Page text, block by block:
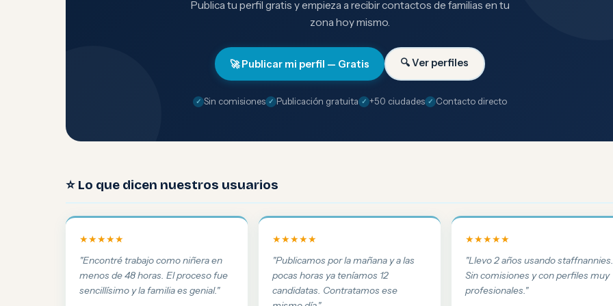
Publica tu perfil gratis y empieza a recibir contactos de familias en tu
zona hoy mismo.
🚀 Publicar mi perfil — Gratis 🔍 Ver perfiles
Sin comisiones Publicación gratuita +50 ciudades Contacto directo
⭐ Lo que dicen nuestros usuarios
★★★★★
"Encontré trabajo como niñera en
menos de 48 horas. El proceso fue
sencillísimo y la familia es genial."
★★★★★
"Publicamos por la mañana y a las
pocas horas ya teníamos 12
candidatas. Contratamos ese
★★★★★
"Llevo 2 años usando staffnannies.
Sin comisiones y con perfiles muy
profesionales."